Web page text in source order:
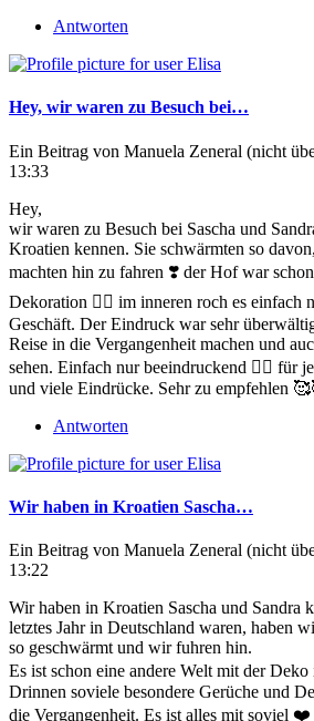
Antworten
Hey, wir waren zu Besuch bei…
Ein Beitrag von Manuela Zeneral (nicht
13:33
Hey,
wir waren zu Besuch bei Sascha und
Kroatien kennen. Sie schwärmten so
machten hin zu fahren ❣️ der Hof war
Dekoration 🧙‍♀️ im inneren roch es einfach
Geschäft. Der Eindruck war sehr
Reise in die Vergangenheit machen und
sehen. Einfach nur beeindruckend 👍🏻 für
und viele Eindrücke. Sehr zu empfehlen
Antworten
Wir haben in Kroatien Sascha…
Ein Beitrag von Manuela Zeneral (nicht
13:22
Wir haben in Kroatien Sascha und Sandra
letztes Jahr in Deutschland waren, haben
so geschwärmt und wir fuhren hin.
Es ist schon eine andere Welt mit der Deko
Drinnen soviele besondere Gerüche und
die Vergangenheit. Es ist alles mit soviel